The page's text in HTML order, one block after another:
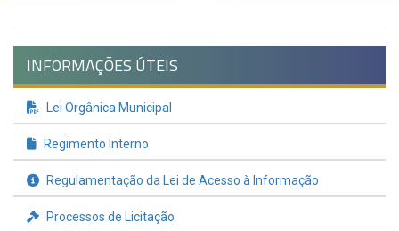
INFORMAÇÕES ÚTEIS
Lei Orgânica Municipal
Regimento Interno
Regulamentação da Lei de Acesso à Informação
Processos de Licitação